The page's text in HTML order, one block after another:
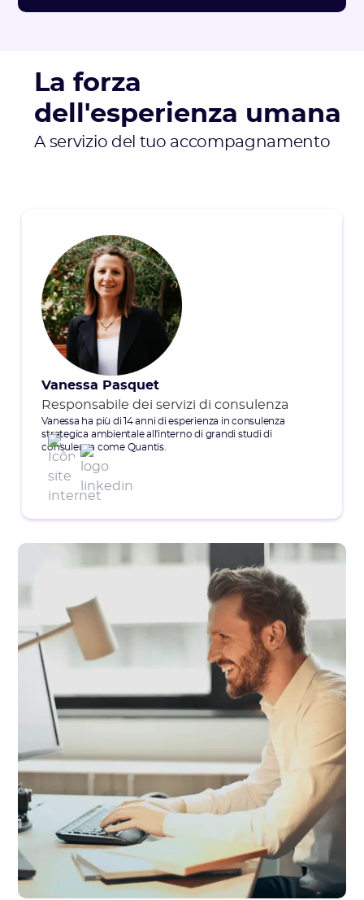
La forza
dell'esperienza umana
A servizio del tuo accompagnamento
Vanessa Pasquet
Responsabile dei servizi di consulenza
Vanessa ha più di 14 anni di esperienza in consulenza
strategica ambientale all'interno di grandi studi di
consulenza come Quantis.